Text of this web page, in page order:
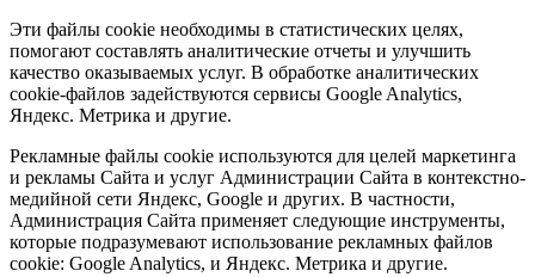
Эти файлы cookie необходимы в статистических целях,
помогают составлять аналитические отчеты и улучшить
качество оказываемых услуг. В обработке аналитических
cookie-файлов задействуются сервисы Google Analytics,
Яндекс. Метрика и другие.
Рекламные файлы cookie используются для целей маркетинга
и рекламы Сайта и услуг Администрации Сайта в контекстно-
медийной сети Яндекс, Google и других. В частности,
Администрация Сайта применяет следующие инструменты,
которые подразумевают использование рекламных файлов
cookie: Google Analytics, и Яндекс. Метрика и другие.